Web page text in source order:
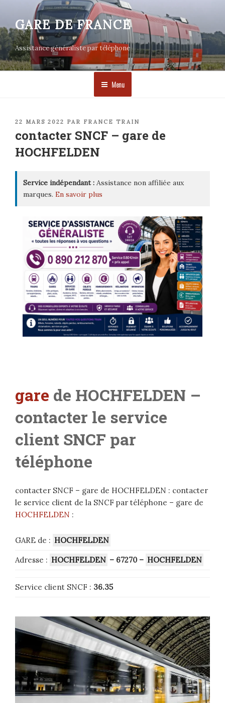
contenu
principal
GARE DE FRANCE
Assistance généraliste par téléphone
Menu
PUBLIÉ
22 MARS 2022 PAR FRANCE TRAIN
contacter SNCF – gare de
HOCHFELDEN
Service indépendant : Assistance non affiliée aux
marques. En savoir plus
gare de HOCHFELDEN –
contacter le service
client SNCF par
téléphone
contacter SNCF – gare de HOCHFELDEN : contacter
le service client de la SNCF par téléphone – gare de
HOCHFELDEN :
GARE de : HOCHFELDEN
Adresse : HOCHFELDEN – 67270 – HOCHFELDEN
Service client SNCF : 36.35